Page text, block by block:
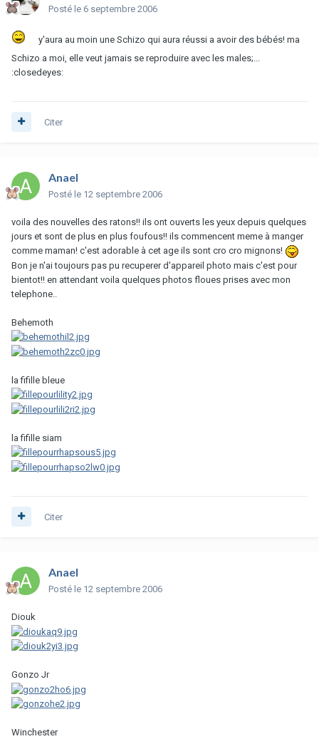
Posté le 6 septembre 2006
y'aura au moin une Schizo qui aura réussi a avoir des bébés! ma
Schizo a moi, elle veut jamais se reproduire avec les males;...
:closedeyes:
Citer
Anael
Posté le 12 septembre 2006
voila des nouvelles des ratons!! ils ont ouverts les yeux depuis quelques
jours et sont de plus en plus foufous!! ils commencent meme à manger
comme maman! c'est adorable à cet age ils sont cro cro mignons!
Bon je n'ai toujours pas pu recuperer d'appareil photo mais c'est pour
bientot!! en attendant voila quelques photos floues prises avec mon
telephone..
Behemoth
la fifille bleue
la fifille siam
Citer
Anael
Posté le 12 septembre 2006
Diouk
Gonzo Jr
Winchester